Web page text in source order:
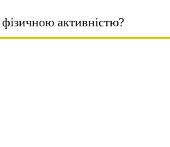
активністю?